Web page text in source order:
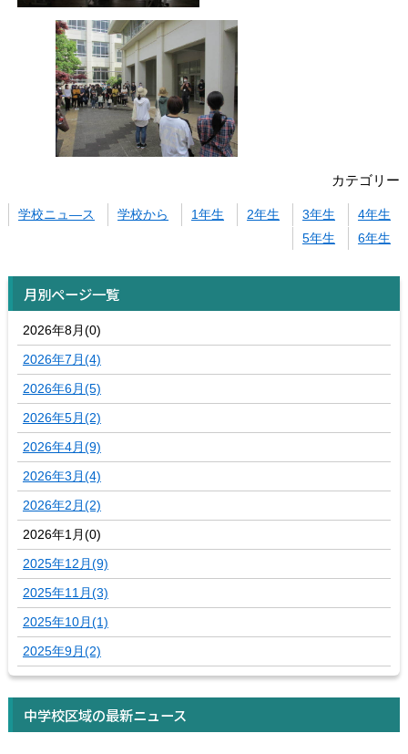
カテゴリー
学校ニュ―ス 学校から 1年生 2年生 3年生
4年生
5年生
6年生
月別ページ一覧
2026年8月(0)
2026年7月(4)
2026年6月(5)
2026年5月(2)
2026年4月(9)
2026年3月(4)
2026年2月(2)
2026年1月(0)
2025年12月(9)
2025年11月(3)
2025年10月(1)
2025年9月(2)
中学校区域の最新ニュース